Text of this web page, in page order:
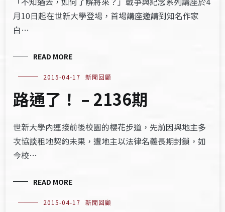
月10日起在世新大學登場，首場講座邀請到知名作家
白…
READ MORE
2015-04-17 新聞回顧
路通了！ – 2136期
世新大學內連接前後校園的櫻花步道，先前因與地主多
次協談租地契約未果，遭地主以法律名義長期封鎖，如
今校…
READ MORE
2015-04-17 新聞回顧